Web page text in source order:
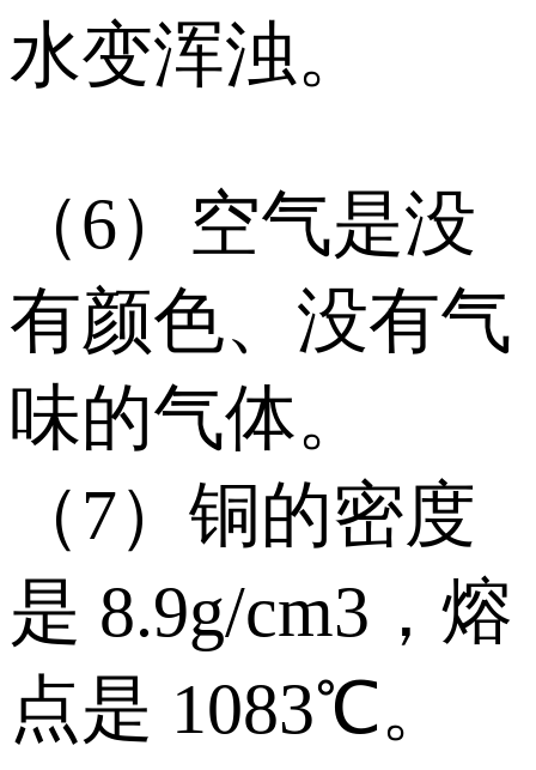
水变浑浊。
（6）空气是没
有颜色、没有气
味的气体。
（7）铜的密度
是 8.9g/cm3，熔
点是 1083℃。